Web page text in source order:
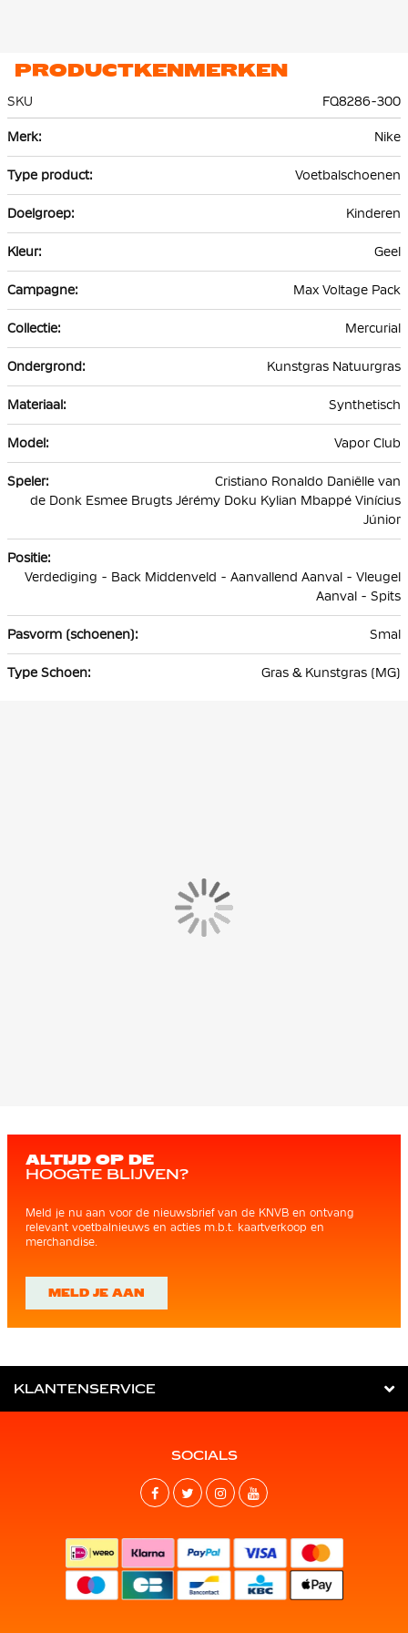
PRODUCTKENMERKEN
SKU
FQ8286-300
informatie
Nike
Voetbalschoenen
Kinderen
Geel
Max Voltage Pack
Mercurial
Kunstgras Natuurgras
Synthetisch
Vapor Club
Cristiano Ronaldo Daniëlle van
de Donk Esmee Brugts Jérémy Doku Kylian Mbappé Vinícius
Júnior
Verdediging - Back Middenveld - Aanvallend Aanval - Vleugel
Aanval - Spits
Smal
Gras & Kunstgras (MG)
ALTIJD OP DE
HOOGTE BLIJVEN?
Meld je nu aan voor de nieuwsbrief van de KNVB en ontvang
relevant voetbalnieuws en acties m.b.t. kaartverkoop en
merchandise.
MELD JE AAN
KLANTENSERVICE
SOCIALS